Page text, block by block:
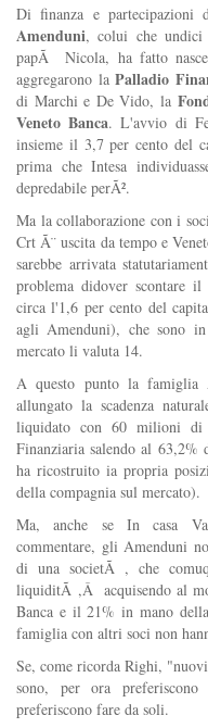
Di finanza e partecipazioni
Amenduni, colui che
papÃ Nicola, ha fatto
aggregarono laPalladio
di Marchi e De Vido, la
Veneto Banca. L'avvio di
insieme il 3,7 per cento del
prima che Intesa
depredabile perÃ².
Ma la collaborazione con i
Crt Ã¨ uscita da tempo e
sarebbe arrivata
problema didover scontare
circa l'1,6 per cento del
agli Amenduni), che sono
mercato li valuta 14.
A questo punto la famiglia
allungato la scadenza
liquidato con 60 milioni
Finanziaria salendo al
ha ricostruito ia propria
della compagnia sul mercato).
Ma, anche se In casa
commentare, gli Amenduni
di una societÃ , che
liquiditÃ ,Â acquisendo al
Banca e il 21% in mano
famiglia con altri soci non
Se, come ricorda Righi,
sono, per ora
preferiscono fare da soli.